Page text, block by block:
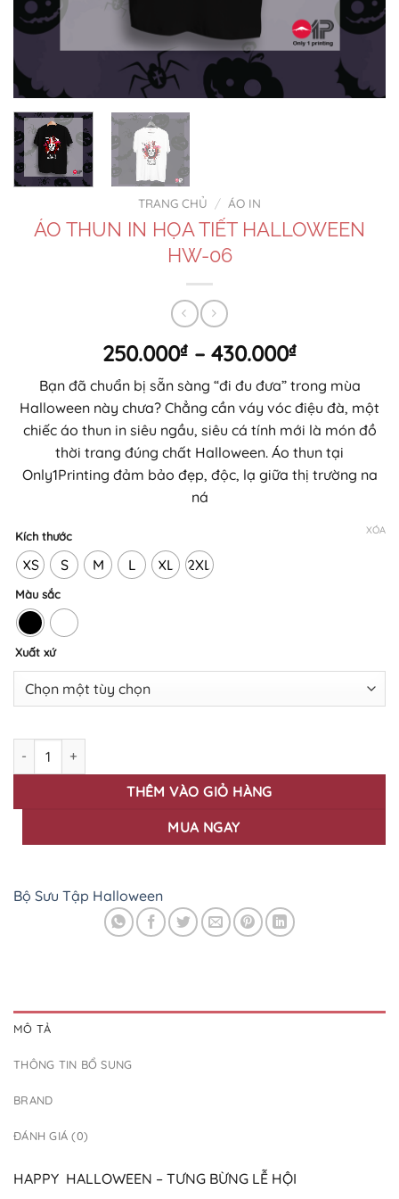
TRANG CHỦ / ÁO IN
ÁO THUN IN HỌA TIẾT HALLOWEEN
HW-06
250.000₫ – 430.000₫Khoảng
từ
250.000₫
đến
430.000₫
Bạn đã chuẩn bị sẵn sàng “đi đu đưa” trong mùa
Halloween này chưa? Chẳng cần váy vóc điệu đà, một
chiếc áo thun in siêu ngầu, siêu cá tính mới là món đồ
thời trang đúng chất Halloween. Áo thun tại
Only1Printing đảm bảo đẹp, độc, lạ giữa thị trường na
ná
Kích thước
XS S M L XL 2XL
Màu sắc
Xuất xứ
XÓA
ÁO THUN IN HỌA TIẾT HALLOWEEN HW-06 số lượng
THÊM VÀO GIỎ HÀNG
MUA NGAY
Bộ Sưu Tập Halloween
MÔ TẢ
THÔNG TIN BỔ SUNG
BRAND
ĐÁNH GIÁ (0)
HAPPY HALLOWEEN – TƯNG BỪNG LỄ HỘI